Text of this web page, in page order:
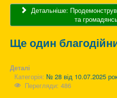
Детальніше:
та
Ще один
Деталі
Категорія: № 28 від 10.07.2025
Перегляди: 486